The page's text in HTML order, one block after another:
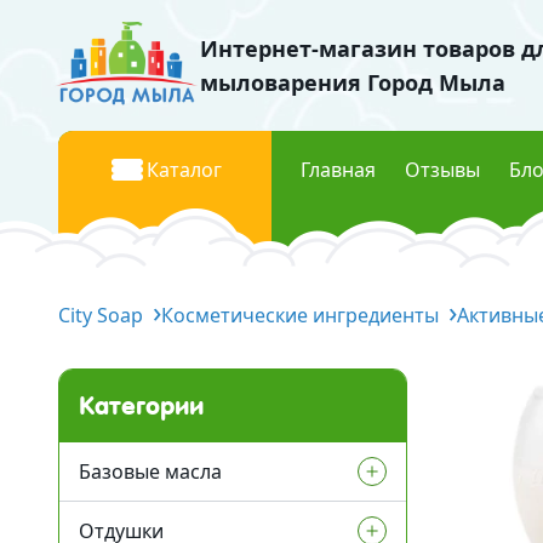
Интернет-магазин товаров
мыловарения Город Мыла
Каталог
Жидкие базовые масла
Отдушки
Отдушки Украина
Главная Отзывы
City Soap Косметические ингредиенты
Категории
Базовые масла
Жидкие базовые масла
Отдушки